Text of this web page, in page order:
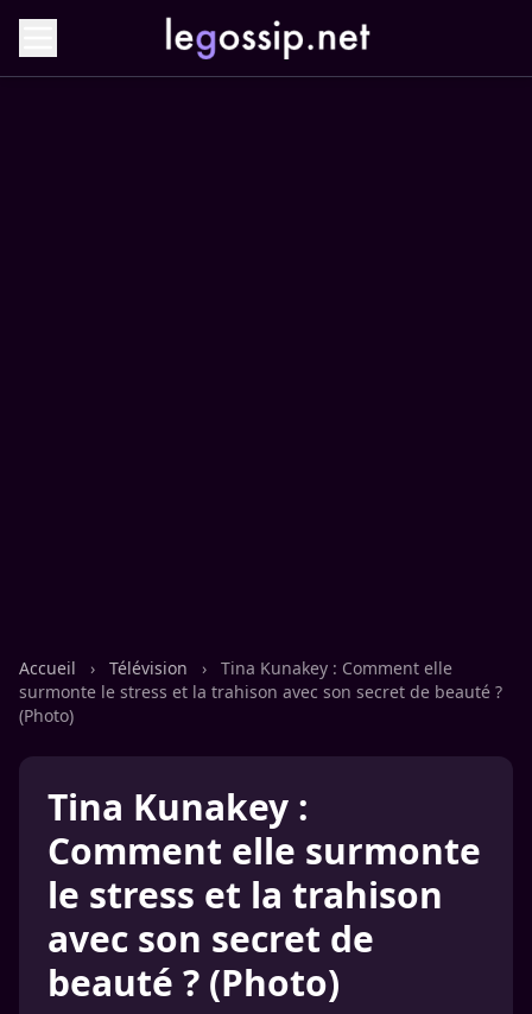
Accueil › Télévision ›
Tina Kunakey : Comment elle
surmonte le stress et la trahison avec son secret de beauté ?
(Photo)
Tina Kunakey :
Comment elle surmonte
le stress et la trahison
avec son secret de
beauté ? (Photo)